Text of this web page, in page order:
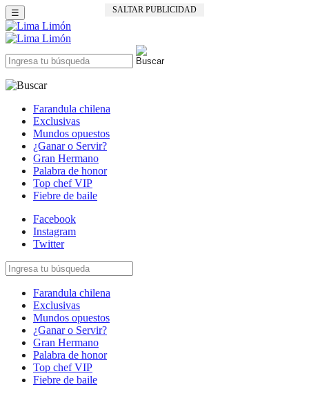
SALTAR PUBLICIDAD
☰
Farandula chilena
Exclusivas
Mundos opuestos
¿Ganar o Servir?
Gran Hermano
Palabra de honor
Top chef VIP
Fiebre de baile
Facebook
Instagram
Twitter
Farandula chilena
Exclusivas
Mundos opuestos
¿Ganar o Servir?
Gran Hermano
Palabra de honor
Top chef VIP
Fiebre de baile